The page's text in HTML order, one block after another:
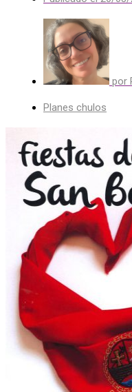
por
Planes chulos